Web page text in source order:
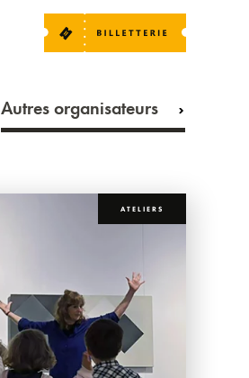
Autres organisateurs
ATELIERS